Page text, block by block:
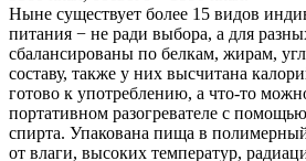
Ныне существует более 15 видов
питания − не ради выбора, а для
сбалансированы по белкам, жирам,
составу, также у них высчитана
готово к употреблению, а что-то
портативном разогревателе с
спирта. Упакована пища в
от влаги, высоких температур,